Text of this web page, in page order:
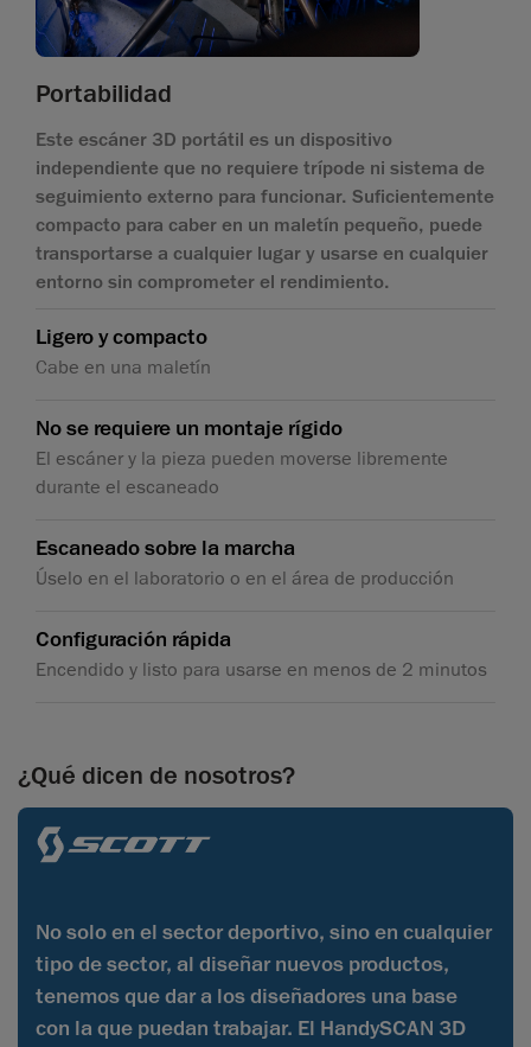
Portabilidad
Este escáner 3D portátil es un dispositivo
independiente que no requiere trípode ni sistema de
seguimiento externo para funcionar. Suficientemente
compacto para caber en un maletín pequeño, puede
transportarse a cualquier lugar y usarse en cualquier
entorno sin comprometer el rendimiento.
Ligero y compacto
Cabe en una maletín
No se requiere un montaje rígido
El escáner y la pieza pueden moverse libremente
durante el escaneado
Escaneado sobre la marcha
Úselo en el laboratorio o en el área de producción
Configuración rápida
Encendido y listo para usarse en menos de 2 minutos
¿Qué dicen de nosotros?
No solo en el sector deportivo, sino en cualquier
tipo de sector, al diseñar nuevos productos,
tenemos que dar a los diseñadores una base
con la que puedan trabajar. El HandySCAN 3D